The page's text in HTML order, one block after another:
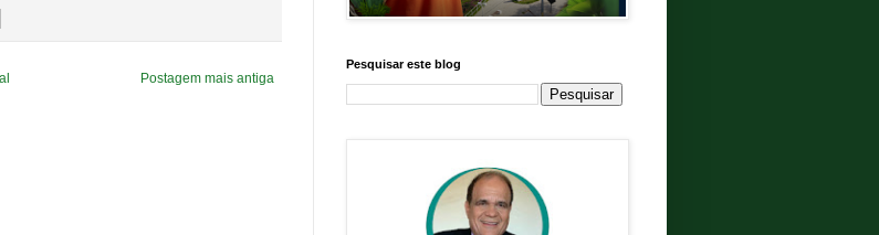
Postagem mais antiga
Pesquisar este blog